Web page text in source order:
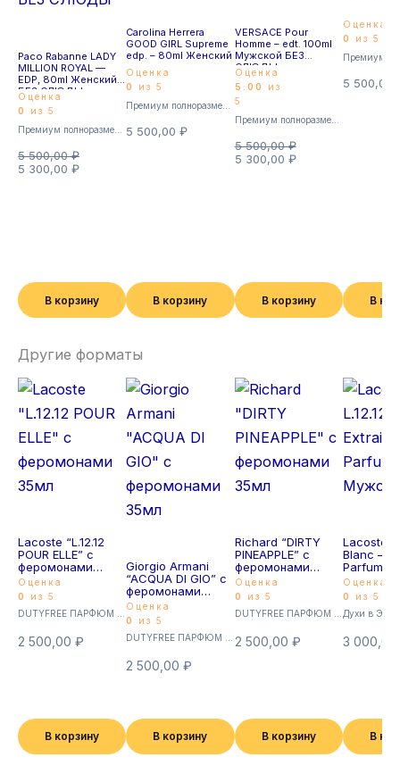
Paco Rabanne LADY
MILLION ROYAL —
EDP, 80ml Женский
БЕЗ СЛЮДЫ
Оценка
0
из 5
5 500,00₽
5 300,00 ₽
В корзину
Carolina Herrera
GOOD GIRL Supreme
edp. – 80ml Женский
Оценка
0
из 5
5 500,00₽
В корзину
Премиум полноразмерные
VERSACE Pour
Homme – edt. 100ml
Мужской БЕЗ
СЛЮДЫ
Оценка
5.00
из
5
5 500,00₽
5 300,00 ₽
В корзину
Оценка
0
из 5
5 500,00
В
Другие форматы
Lacoste “L.12.12
POUR ELLE” с
феромонами
35мл
Оценка
0
из 5
2 500,00 ₽
В корзину
Giorgio Armani
“ACQUA DI GIO” с
феромонами
35мл
Оценка
0
из 5
2 500,00₽
В корзину
Richard “DIRTY
PINEAPPLE” с
феромонами
35мл
Оценка
0
из 5
2 500,00 ₽
В корзину
Духи в
Lacoste
Blanc –
Parfum
Мужской
Оценка
0
из 5
3 000,00
В